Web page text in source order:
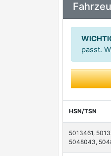
passt.
HSN/TSN
5013461,
5048043,